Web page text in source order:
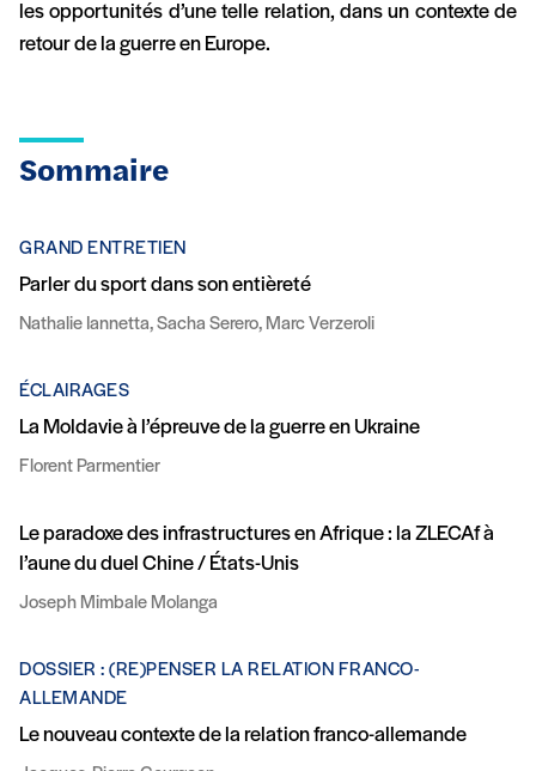
les opportunités d’une telle relation, dans un contexte de
retour de la guerre en Europe.
Sommaire
GRAND ENTRETIEN
Parler du sport dans son entièreté
Nathalie Iannetta, Sacha Serero, Marc Verzeroli
ÉCLAIRAGES
La Moldavie à l’épreuve de la guerre en Ukraine
Florent Parmentier
Le paradoxe des infrastructures en Afrique : la ZLECAf à
l’aune du duel Chine / États-Unis
Joseph Mimbale Molanga
DOSSIER : (RE)PENSER LA RELATION FRANCO-
ALLEMANDE
Le nouveau contexte de la relation franco-allemande